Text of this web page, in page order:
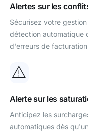
Alertes sur les
Sécurisez votre
détection automatique
d'erreurs de facturation.
Alerte sur les
Anticipez les
automatiques dès